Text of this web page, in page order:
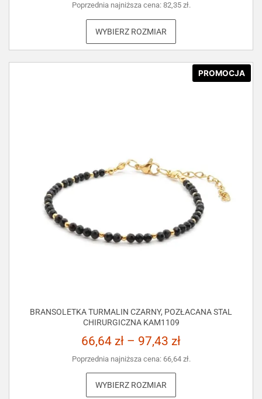
Poprzednia najniższa cena: 82,35 zł.
WYBIERZ ROZMIAR
PROMOCJA
BRANSOLETKA TURMALIN CZARNY, POZŁACANA STAL
CHIRURGICZNA KAM1109
66,64 zł – 97,43 zł
Poprzednia najniższa cena: 66,64 zł.
WYBIERZ ROZMIAR